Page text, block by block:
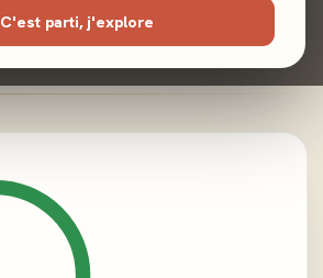
C'est parti, j'explore